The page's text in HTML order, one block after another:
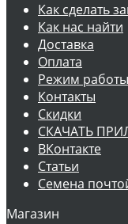
Как сделать
Как нас найти
Доставка
Оплата
Режим работы
Контакты
Скидки
СКАЧАТЬ
ВКонтакте
Статьи
Семена
Магазин